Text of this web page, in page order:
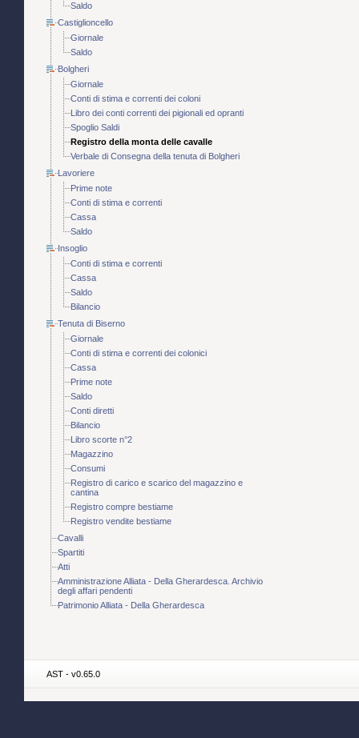
Saldo
Castiglioncello
Giornale
Saldo
Bolgheri
Giornale
Conti di stima e correnti dei coloni
Libro dei conti correnti dei pigionali ed opranti
Spoglio Saldi
Registro della monta delle cavalle
Verbale di Consegna della tenuta di Bolgheri
Lavoriere
Prime note
Conti di stima e correnti
Cassa
Saldo
Insoglio
Conti di stima e correnti
Cassa
Saldo
Bilancio
Tenuta di Biserno
Giornale
Conti di stima e correnti dei colonici
Cassa
Prime note
Saldo
Conti diretti
Bilancio
Libro scorte n°2
Magazzino
Consumi
Registro di carico e scarico del magazzino e
cantina
Registro compre bestiame
Registro vendite bestiame
Cavalli
Spartiti
Atti
Amministrazione Alliata - Della Gherardesca. Archivio
degli affari pendenti
Patrimonio Alliata - Della Gherardesca
AST - v0.65.0